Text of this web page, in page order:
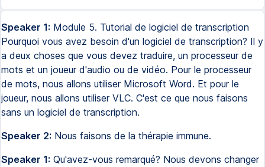
Speaker 1: Module 5. Tutorial de logiciel de transcription
Pourquoi vous avez besoin d'un logiciel de transcription? Il y
a deux choses que vous devez traduire, un processeur de
mots et un joueur d'audio ou de vidéo. Pour le processeur
de mots, nous allons utiliser Microsoft Word. Et pour le
joueur, nous allons utiliser VLC. C'est ce que nous faisons
sans un logiciel de transcription.
Speaker 2: Nous faisons de la thérapie immune.
Speaker 1: Qu'avez-vous remarqué? Nous devons changer